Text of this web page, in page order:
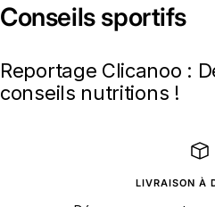
Conseils sportifs
Reportage Clicanoo :
conseils nutritions !
LIVRAISON À